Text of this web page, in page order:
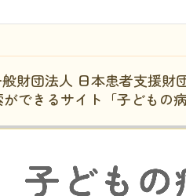
財団法人 日本患者支援財
できるサイト「子どもの